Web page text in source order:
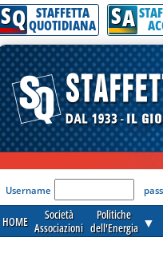
SQ STAFFETTA
QUOTIDIANA SA
'Modulo Login per
Username
HOME
Società
Associazioni
Politiche
dell'Energia ▼